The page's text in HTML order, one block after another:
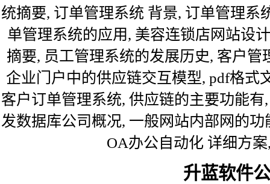
统摘要, 订单管理系统 背景, 订单管理系
单管理系统的应用, 美容连锁店网站设
摘要, 员工管理系统的发展历史, 客户
企业门户中的供应链交互模型, pdf格式
客户订单管理系统, 供应链的主要功能
发数据库公司概况, 一般网站内部网的
OA办公自动化 详细方
升蓝软件